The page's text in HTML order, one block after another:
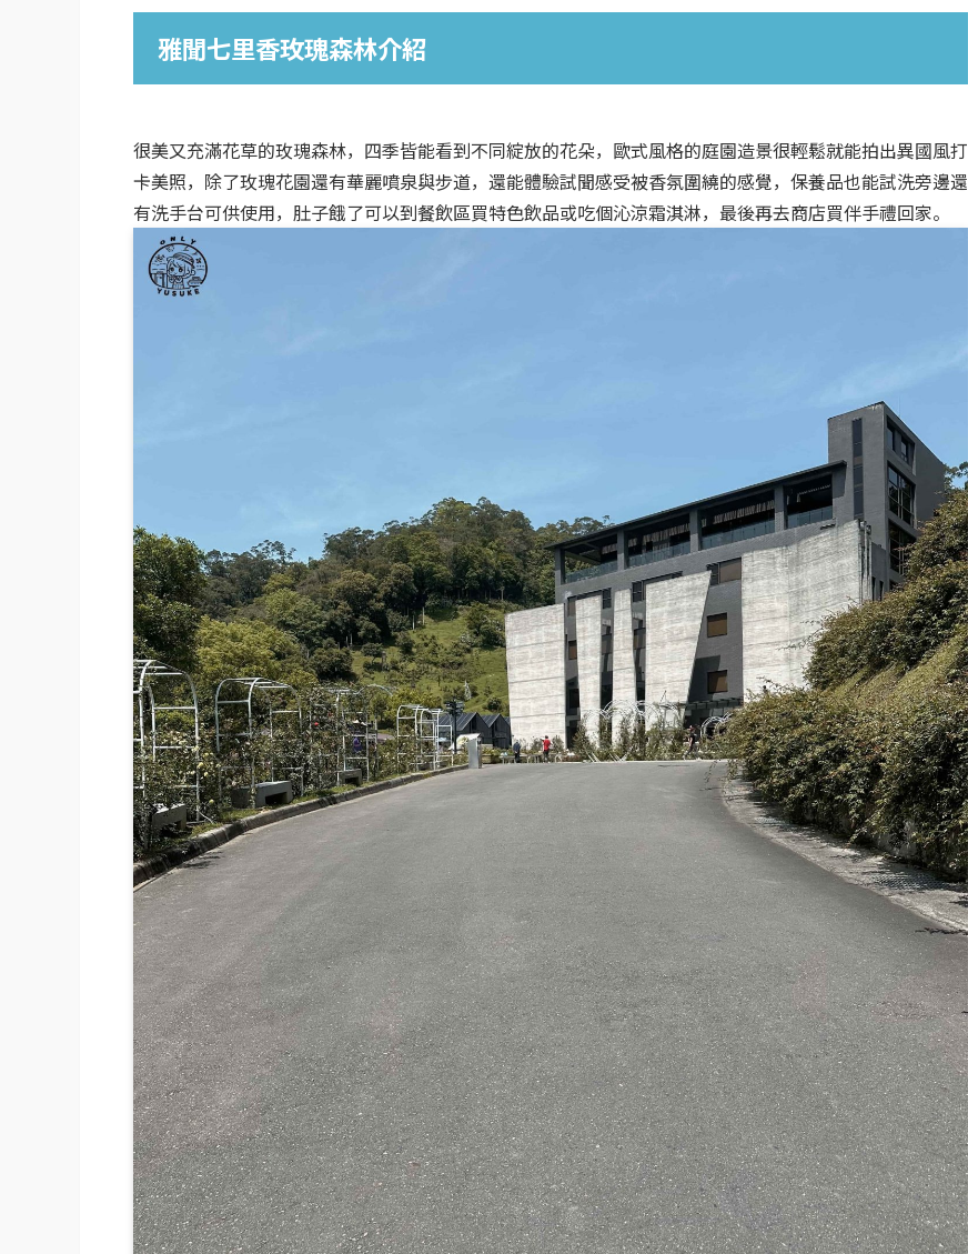
雅聞七里香玫瑰森林介紹
很美又充滿花草的玫瑰森林，四季皆能看到不同綻放的花朵，歐式風格的庭園造景很輕鬆就能拍出異國風打
卡美照，除了玫瑰花園還有華麗噴泉與步道，還能體驗試聞感受被香氛圍繞的感覺，保養品也能試洗旁邊還
有洗手台可供使用，肚子餓了可以到餐飲區買特色飲品或吃個沁涼霜淇淋，最後再去商店買伴手禮回家。